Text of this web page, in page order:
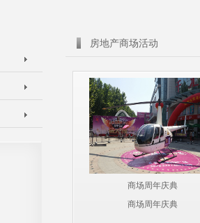
房地产商场活动
商场周年庆典
商场周年庆典